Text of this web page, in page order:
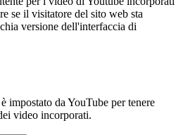
se il visitatore del sito web sta
versione dell'interfaccia di
impostato da YouTube per tenere
video incorporati.